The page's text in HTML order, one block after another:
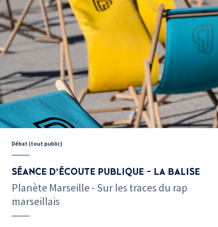
Débat (tout public)
SÉANCE D’ÉCOUTE PUBLIQUE - LA BALISE
Planète Marseille - Sur les traces du rap
marseillais